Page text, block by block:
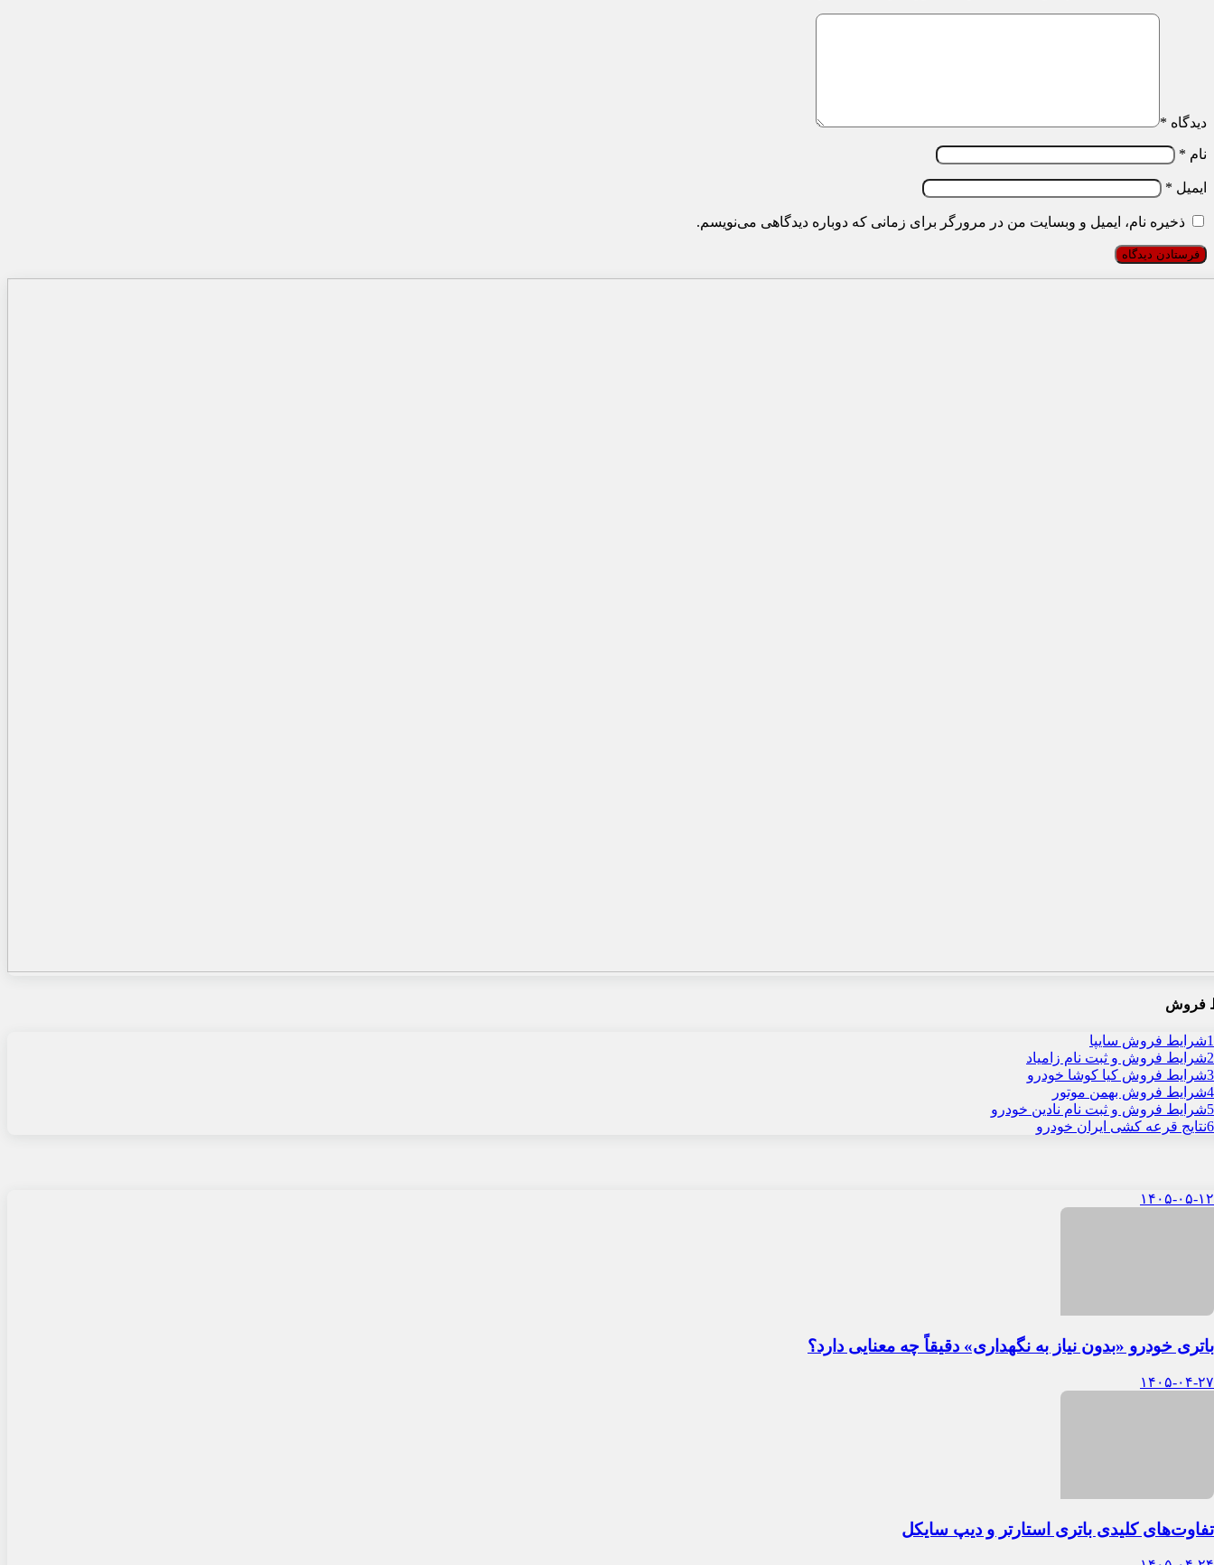
دیدگاه *
نام *
ایمیل *
ذخیره نام، ایمیل و وبسایت من در مرورگر برای زمانی که دوباره دیدگاهی می‌نویسم.
فروش
1شرایط فروش سایپا
2شرایط فروش و ثبت نام زامیاد
3شرایط فروش کیا کوشا خودرو
4شرایط فروش بهمن موتور
5شرایط فروش و ثبت نام نادین خودرو
6نتایج قرعه کشی ایران خودرو
۱۴۰۵-۰۵-۱۲